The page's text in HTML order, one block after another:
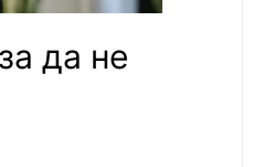
да не